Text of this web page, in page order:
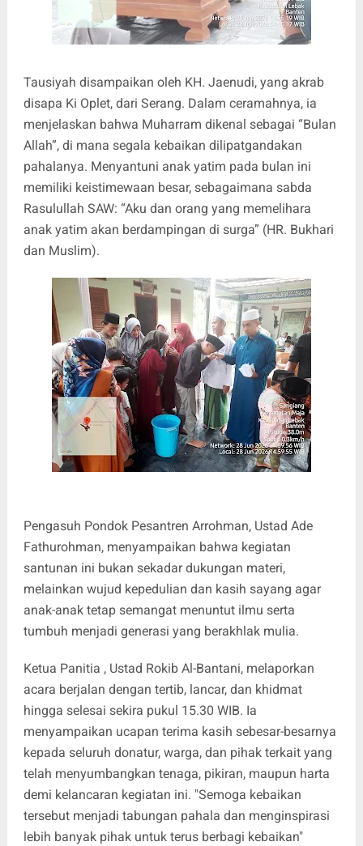
Tausiyah disampaikan oleh KH. Jaenudi, yang akrab
disapa Ki Oplet, dari Serang. Dalam ceramahnya, ia
menjelaskan bahwa Muharram dikenal sebagai “Bulan
Allah”, di mana segala kebaikan dilipatgandakan
pahalanya. Menyantuni anak yatim pada bulan ini
memiliki keistimewaan besar, sebagaimana sabda
Rasulullah SAW: “Aku dan orang yang memelihara
anak yatim akan berdampingan di surga” (HR. Bukhari
dan Muslim).
Pengasuh Pondok Pesantren Arrohman, Ustad Ade
Fathurohman, menyampaikan bahwa kegiatan
santunan ini bukan sekadar dukungan materi,
melainkan wujud kepedulian dan kasih sayang agar
anak-anak tetap semangat menuntut ilmu serta
tumbuh menjadi generasi yang berakhlak mulia.
Ketua Panitia , Ustad Rokib Al-Bantani, melaporkan
acara berjalan dengan tertib, lancar, dan khidmat
hingga selesai sekira pukul 15.30 WIB. Ia
menyampaikan ucapan terima kasih sebesar-besarnya
kepada seluruh donatur, warga, dan pihak terkait yang
telah menyumbangkan tenaga, pikiran, maupun harta
demi kelancaran kegiatan ini. "Semoga kebaikan
tersebut menjadi tabungan pahala dan menginspirasi
lebih banyak pihak untuk terus berbagi kebaikan"